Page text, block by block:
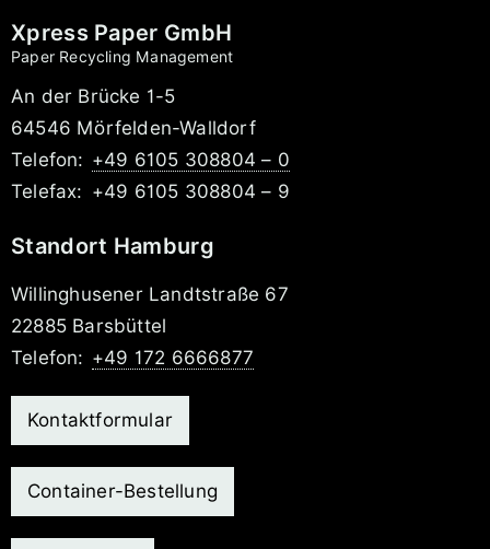
Xpress Paper GmbH
Paper Recycling Management
An der Brücke 1-5
64546 Mörfelden-Walldorf
Telefon: +49 6105 308804 – 0
Telefax: +49 6105 308804 – 9
Standort Hamburg
Willinghusener Landtstraße 67
22885 Barsbüttel
Telefon: +49 172 6666877
Kontaktformular
Container-Bestellung